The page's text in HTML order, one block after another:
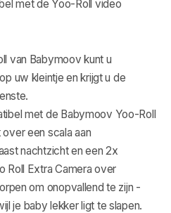
met de Yoo-Roll video
van Babymoov kunt u
uw kleintje en krijgt u de
met de Babymoov Yoo-Roll
een scala aan
nachtzicht en een 2x
Roll Extra Camera over
om onopvallend te zijn -
je baby lekker ligt te slapen.